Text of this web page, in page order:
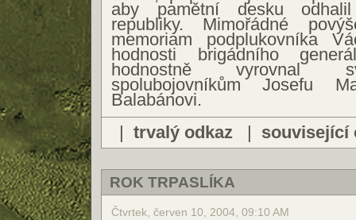
aby pamětní desku
republiky. Mimořádné
memoriam podplukovníka
hodnosti brigádního
hodnostně vyrovnal
spolubojovníkům Josefu
Balabánovi.
| trvalý odkaz | související
ROK TRPASLÍKA
Čtvrtek, červen 10, 2004, 09:10 AM